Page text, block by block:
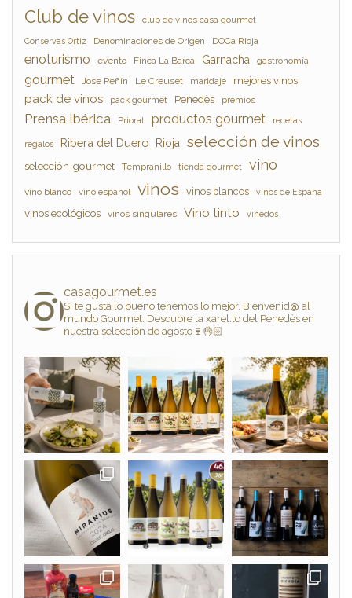
Club de vinos club de vinos casa gourmet
Conservas Ortiz Denominaciones de Origen DOCa Rioja
enoturismo evento Finca La Barca Garnacha gastronomía
gourmet Jose Peñín Le Creuset maridaje mejores vinos
pack de vinos pack gourmet Penedès premios
Prensa Ibérica Priorat productos gourmet recetas
regalos Ribera del Duero Rioja selección de vinos
selección gourmet Tempranillo tienda gourmet vino
vino blanco vino español vinos vinos blancos vinos de España
vinos ecológicos vinos singulares Vino tinto viñedos
casagourmet.es
Si te gusta lo bueno tenemos lo mejor. Bienvenid@ al
mundo Gourmet. Descubre la xarel.lo del Penedès en
nuestra selección de agosto🍷👌🏻